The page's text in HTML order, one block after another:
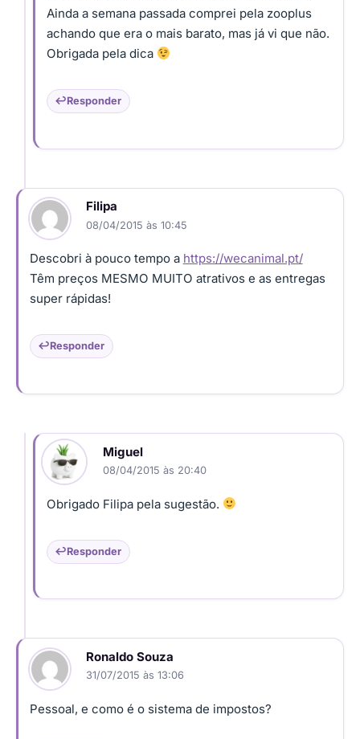
Ainda a semana passada comprei pela zooplus
achando que era o mais barato, mas já vi que não.
Obrigada pela dica
Responder
Filipa
08/04/2015 às 10:45
Descobri à pouco tempo a https://wecanimal.pt/
Têm preços MESMO MUITO atrativos e as entregas
super rápidas!
Responder
Miguel
08/04/2015 às 20:40
Obrigado Filipa pela sugestão.
Responder
Ronaldo Souza
31/07/2015 às 13:06
Pessoal, e como é o sistema de impostos?